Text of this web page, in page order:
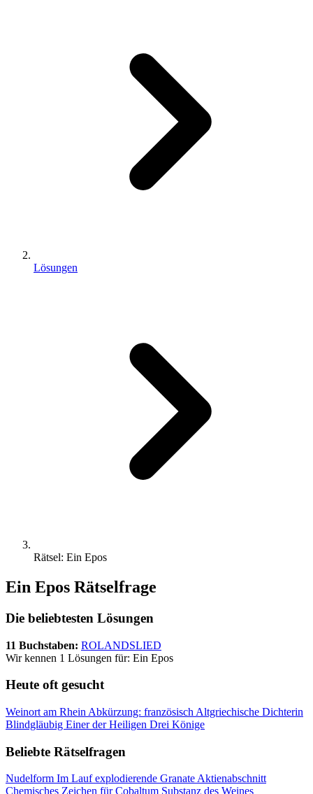
Lösungen
Rätsel: Ein Epos
Ein Epos Rätselfrage
Die beliebtesten Lösungen
11 Buchstaben: ROLANDSLIED
Wir kennen 1 Lösungen für: Ein Epos
Heute oft gesucht
Weinort am Rhein Abkürzung: französisch Altgriechische Dichterin
Blindgläubig Einer der Heiligen Drei Könige
Beliebte Rätselfragen
Nudelform Im Lauf explodierende GranateAktienabschnitt
Chemisches Zeichen für Cobaltum Substanz des Weines